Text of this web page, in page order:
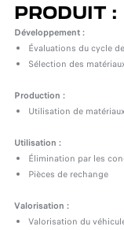
PRODUIT :
Développement :
Évaluations du cycle
Sélection des
Production :
Utilisation de
Utilisation :
Élimination par les
Pièces de rechange
Valorisation :
Valorisation du